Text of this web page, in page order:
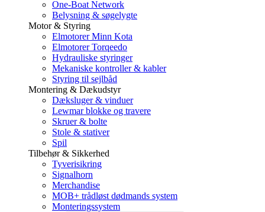
One-Boat Network
Belysning & søgelygte
Motor & Styring
Elmotorer Minn Kota
Elmotorer Torqeedo
Hydrauliske styringer
Mekaniske kontroller & kabler
Styring til sejlbåd
Montering & Dækudstyr
Dæksluger & vinduer
Lewmar blokke og travere
Skruer & bolte
Stole & stativer
Spil
Tilbehør & Sikkerhed
Tyverisikring
Signalhorn
Merchandise
MOB+ trådløst dødmands system
Monteringssystem